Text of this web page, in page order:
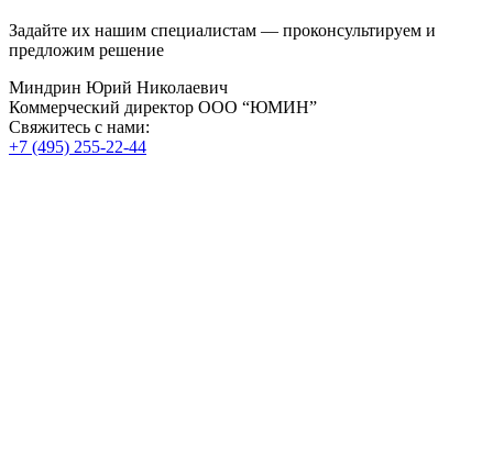
Задайте их нашим специалистам — проконсультируем и
предложим решение
Миндрин Юрий Николаевич
Коммерческий директор ООО “ЮМИН”
Свяжитесь с нами:
+7 (495) 255-22-44